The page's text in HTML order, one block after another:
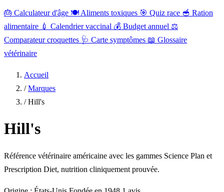
🎂 Calculateur d'âge 🍽️ Aliments toxiques 🎯 Quiz race 🥣 Ration
alimentaire 💉 Calendrier vaccinal 💰 Budget annuel ⚖️
Comparateur croquettes 🩺 Carte symptômes 📖 Glossaire
vétérinaire
Accueil
/ Marques
/ Hill's
Hill's
Référence vétérinaire américaine avec les gammes Science Plan et
Prescription Diet, nutrition cliniquement prouvée.